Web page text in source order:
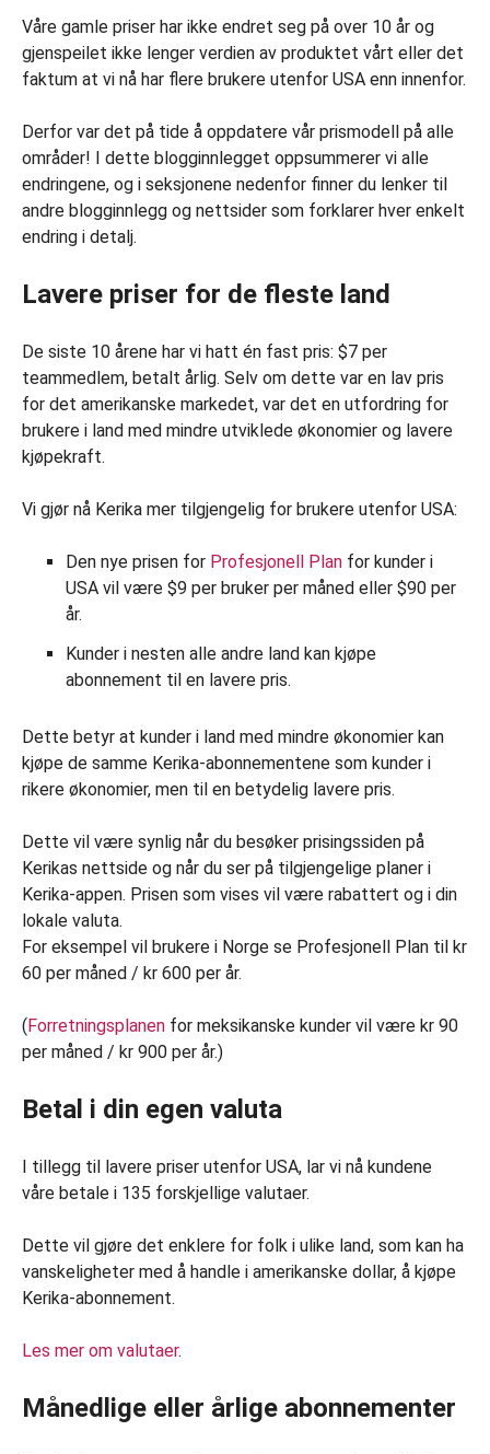
Våre gamle priser har ikke endret seg på over 10 år og
gjenspeilet ikke lenger verdien av produktet vårt eller det
faktum at vi nå har flere brukere utenfor USA enn innenfor.
Derfor var det på tide å oppdatere vår prismodell på alle
områder! I dette blogginnlegget oppsummerer vi alle
endringene, og i seksjonene nedenfor finner du lenker til
andre blogginnlegg og nettsider som forklarer hver enkelt
endring i detalj.
Lavere priser for de fleste land
De siste 10 årene har vi hatt én fast pris: $7 per
teammedlem, betalt årlig. Selv om dette var en lav pris
for det amerikanske markedet, var det en utfordring for
brukere i land med mindre utviklede økonomier og lavere
kjøpekraft.
Vi gjør nå Kerika mer tilgjengelig for brukere utenfor USA:
Den nye prisen for Profesjonell Plan for kunder i
USA vil være $9 per bruker per måned eller $90 per
år.
Kunder i nesten alle andre land kan kjøpe
abonnement til en lavere pris.
Dette betyr at kunder i land med mindre økonomier kan
kjøpe de samme Kerika-abonnementene som kunder i
rikere økonomier, men til en betydelig lavere pris.
Dette vil være synlig når du besøker prisingssiden på
Kerikas nettside og når du ser på tilgjengelige planer i
Kerika-appen. Prisen som vises vil være rabattert og i din
lokale valuta.
For eksempel vil brukere i Norge se Profesjonell Plan til kr
60 per måned / kr 600 per år.
(Forretningsplanen for meksikanske kunder vil være kr 90
per måned / kr 900 per år.)
Betal i din egen valuta
I tillegg til lavere priser utenfor USA, lar vi nå kundene
våre betale i 135 forskjellige valutaer.
Dette vil gjøre det enklere for folk i ulike land, som kan ha
vanskeligheter med å handle i amerikanske dollar, å kjøpe
Kerika-abonnement.
Les mer om valutaer.
Månedlige eller årlige abonnementer